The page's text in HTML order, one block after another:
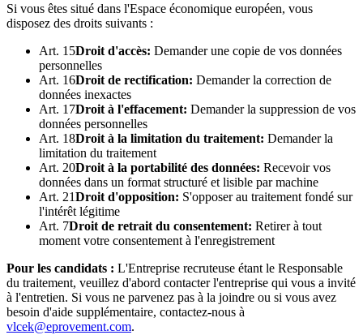
Si vous êtes situé dans l'Espace économique européen, vous
disposez des droits suivants :
Art. 15Droit d'accès: Demander une copie de vos données
personnelles
Art. 16Droit de rectification: Demander la correction de
données inexactes
Art. 17Droit à l'effacement: Demander la suppression de vos
données personnelles
Art. 18Droit à la limitation du traitement: Demander la
limitation du traitement
Art. 20Droit à la portabilité des données: Recevoir vos
données dans un format structuré et lisible par machine
Art. 21Droit d'opposition: S'opposer au traitement fondé sur
l'intérêt légitime
Art. 7Droit de retrait du consentement: Retirer à tout
moment votre consentement à l'enregistrement
Pour les candidats : L'Entreprise recruteuse étant le Responsable
du traitement, veuillez d'abord contacter l'entreprise qui vous a invité
à l'entretien. Si vous ne parvenez pas à la joindre ou si vous avez
besoin d'aide supplémentaire, contactez-nous à
vlcek@eprovement.com.